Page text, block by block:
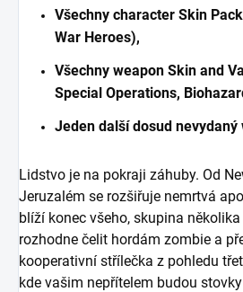
Všechny character Skin
War Heroes),
Všechny weapon Skin and
Special Operations,
Jeden další dosud nevydaný
Lidstvo je na pokraji záhuby. Od
Jeruzalém se rozšiřuje nemrtvá
blíží konec všeho, skupina
rozhodne čelit hordám zombie a
kooperativní střílečka z pohledu
kde vašim nepřítelem budou